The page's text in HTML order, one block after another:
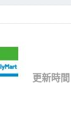
更新時